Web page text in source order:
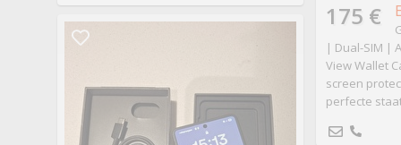
175 €
| Dual-SIM |
View Wallet
screen
perfecte